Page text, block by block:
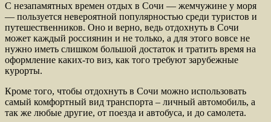
С незапамятных времен отдых в Сочи — жемчужине у моря
— пользуется невероятной популярностью среди туристов и
путешественников. Оно и верно, ведь отдохнуть в Сочи
может каждый россиянин и не только, а для этого вовсе не
нужно иметь слишком большой достаток и тратить время на
оформление каких-то виз, как того требуют зарубежные
курорты.
Кроме того, чтобы отдохнуть в Сочи можно использовать
самый комфортный вид транспорта – личный автомобиль, а
так же любые другие, от поезда и автобуса, и до самолета.